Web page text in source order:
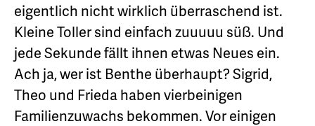
eigentlich nicht wirklich überraschend ist.
Kleine Toller sind einfach zuuuuu süß. Und
jede Sekunde fällt ihnen etwas Neues ein.
Ach ja, wer ist Benthe überhaupt? Sigrid,
Theo und Frieda haben vierbeinigen
Familienzuwachs bekommen. Vor einigen